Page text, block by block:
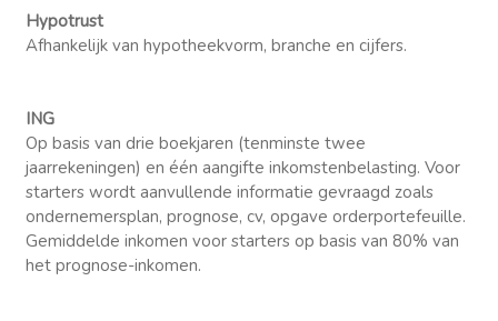
Hypotrust
Afhankelijk van hypotheekvorm, branche en cijfers.
ING
Op basis van drie boekjaren (tenminste twee
jaarrekeningen) en één aangifte inkomstenbelasting. Voor
starters wordt aanvullende informatie gevraagd zoals
ondernemersplan, prognose, cv, opgave orderportefeuille.
Gemiddelde inkomen voor starters op basis van 80% van
het prognose-inkomen.